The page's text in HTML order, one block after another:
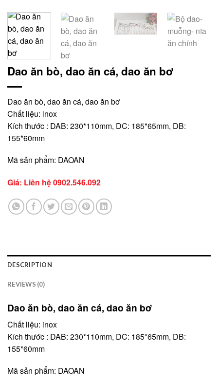
Dao ăn bò, dao ăn cá, dao ăn bơ
Dao ăn bò, dao ăn cá, dao ăn bơ
Chất liệu: inox
Kích thước : DAB: 230*110mm, DC: 185*65mm, DB:
155*60mm
Mã sản phẩm: DAOAN
Giá: Liên hệ0902.546.092
DESCRIPTION
REVIEWS (0)
Dao ăn bò, dao ăn cá, dao ăn bơ
Chất liệu: inox
Kích thước : DAB: 230*110mm, DC: 185*65mm, DB:
155*60mm
Mã sản phẩm: DAOAN